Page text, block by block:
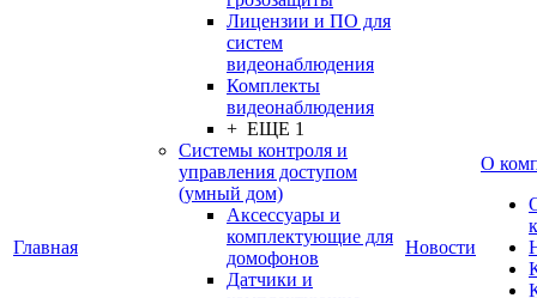
Главная
Лицензии и ПО для
систем
видеонаблюдения
Комплекты
видеонаблюдения
+ ЕЩЕ 1
Системы контроля и
управления доступом
(умный дом)
Аксессуары и
комплектующие для
домофонов
Датчики и
Новости
О